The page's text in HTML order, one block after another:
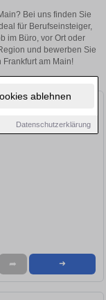
ablehnen
Datenschutzerklärung
Bei uns finden Sie
für Berufseinsteiger,
im Büro, vor Ort oder
und bewerben Sie
am Main!
➦ ➜